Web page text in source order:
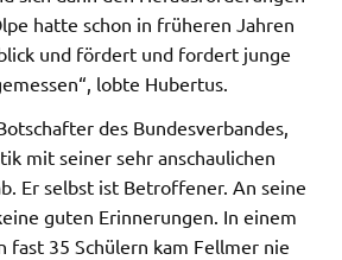
hatte schon in früheren Jahren
und fördert und fordert junge
lobte Hubertus.
des Bundesverbandes,
mit seiner sehr anschaulichen
Er selbst ist Betroffener. An seine
guten Erinnerungen. In einem
fast 35 Schülern kam Fellmer nie